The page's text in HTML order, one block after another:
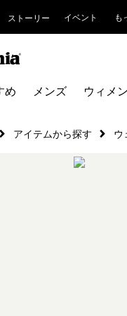
ストーリー イベント も
め メンズ ウィメ
アイテムから探す ウ